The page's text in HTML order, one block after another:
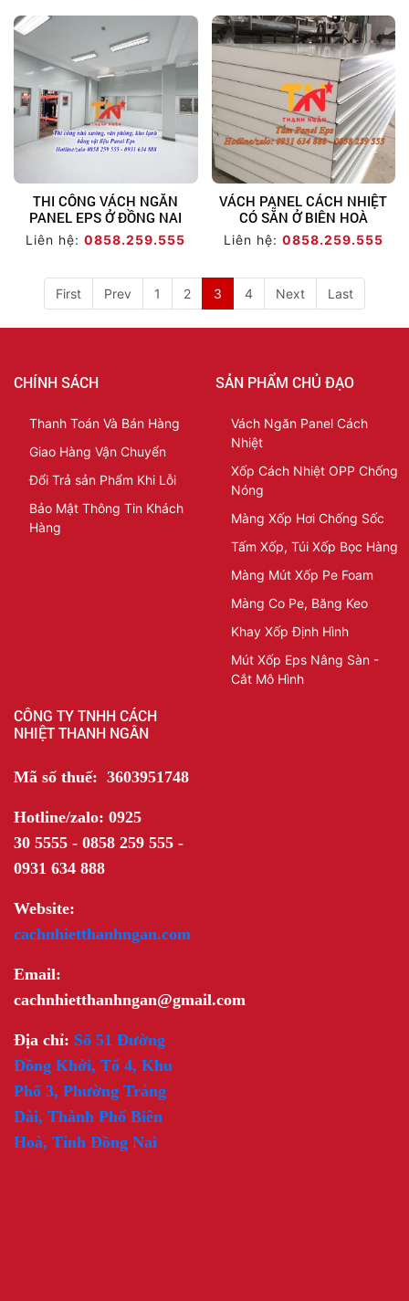
THI CÔNG VÁCH NGĂN
PANEL EPS Ở ĐỒNG NAI
Liên hệ:0858.259.555
VÁCH PANEL CÁCH NHIỆT
CÓ SẴN Ở BIÊN HOÀ
Liên hệ: 0858.259.555
First Prev 1 2 3 4 Next Last
CHÍNH SÁCH
Thanh Toán Và Bán Hàng
Giao Hàng Vận Chuyển
Đổi Trả sản Phẩm Khi Lỗi
Bảo Mật Thông Tin Khách
Hàng
SẢN PHẨM CHỦ ĐẠO
Vách Ngăn Panel Cách
Nhiệt
Xốp Cách Nhiệt OPP Chống
Nóng
Màng Xốp Hơi Chống Sốc
Tấm Xốp, Túi Xốp Bọc Hàng
Màng Mút Xốp Pe Foam
Màng Co Pe, Băng Keo
Khay Xốp Định Hình
Mút Xốp Eps Nâng Sàn -
Cắt Mô Hình
CÔNG TY TNHH CÁCH
NHIỆT THANH NGÂN
Mã số thuế: 3603951748
Hotline/zalo: 0925
30 5555 - 0858 259 555 -
0931 634 888
Website:
cachnhietthanhngan.com
Email:
cachnhietthanhngan@gmail.com
Địa chỉ: Số 51 Đường
Đồng Khởi, Tổ 4, Khu
Phố 3, Phường Trảng
Dài, Thành Phố Biên
Hoà, Tỉnh Đồng Nai